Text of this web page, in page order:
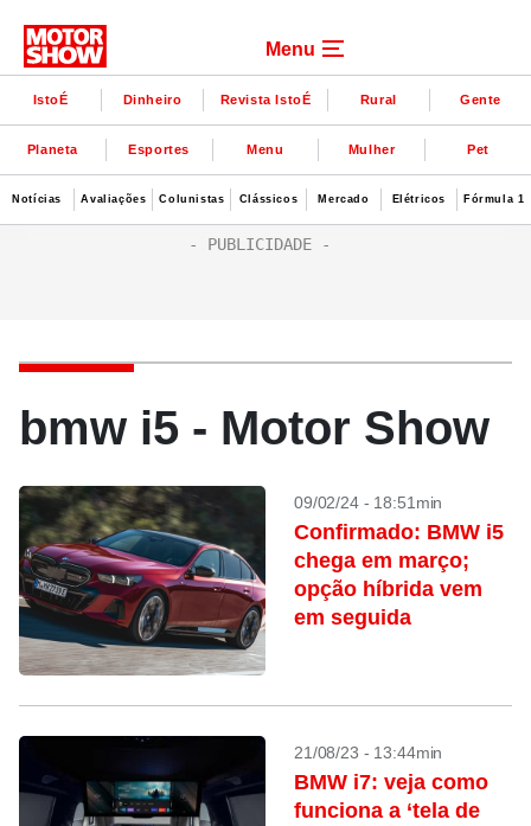
Menu
IstoÉ Dinheiro Revista IstoÉ Rural Gente
Planeta Esportes Menu Mulher Pet
Notícias Avaliações Colunistas Clássicos Mercado Elétricos Fórmula 1
bmw i5 - Motor Show
09/02/24 - 18:51min
Confirmado: BMW i5
chega em março;
opção híbrida vem
em seguida
21/08/23 - 13:44min
BMW i7: veja como
funciona a ‘tela de